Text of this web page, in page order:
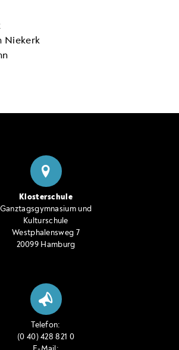
Niekerk
Klosterschule
Ganztagsgymnasium und
Kulturschule
Westphalensweg 7
20099 Hamburg
Telefon:
(0 40) 428 821 0